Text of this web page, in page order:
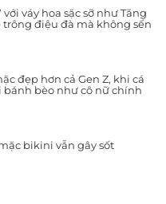
váy hoa sặc sỡ như Tăng
trông điệu đà mà không sến
đẹp hơn cả Gen Z, khi cá
bèo như cô nữ chính
bikini vẫn gây sốt